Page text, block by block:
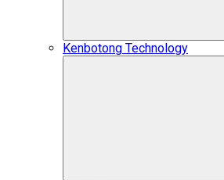
Kenbotong Technology